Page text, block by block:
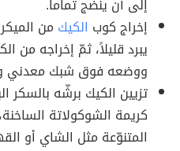
إلى أن ينضج تماماً.
إخراج كوب الكيك من
يبرد قليلاً، ثمّ إخراجه من
ووضعه فوق شبك معدني
تزيين الكيك برشّه بالسكر
كريمة الشوكولاتة
المتنوّعة مثل الشاي أو